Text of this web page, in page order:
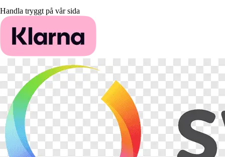
Handla tryggt på vår sida